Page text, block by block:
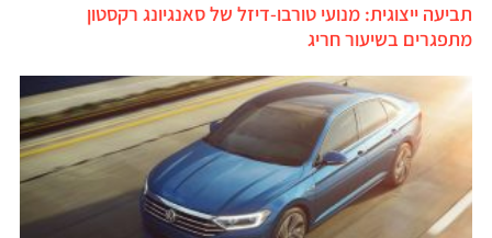
תביעה ייצוגית: מנועי טורבו-דיזל של סאנגיונג רקסטון
מתפגרים בשיעור חריג